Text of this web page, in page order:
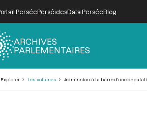
PerséePerséidesData PerséeBlog
ARCHIVES
PARLEMENTAIRES
Explorer Les volumes Admission à la barre d'une